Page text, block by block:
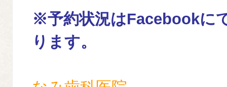
※予約状況はFacebookに
ります。